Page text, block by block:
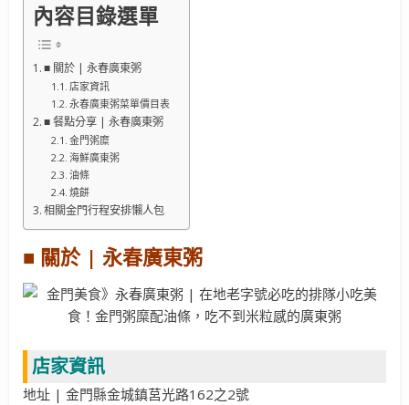
內容目錄選單
■ 關於 | 永春廣東粥
店家資訊
永春廣東粥菜單價目表
■ 餐點分享 | 永春廣東粥
金門粥糜
海鮮廣東粥
油條
燒餅
相關金門行程安排懶人包
■ 關於 | 永春廣東粥
店家資訊
地址 | 金門縣金城鎮莒光路162之2號